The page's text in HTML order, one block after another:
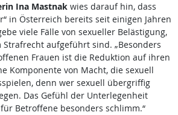
Ina Mastnakwies darauf hin, dass
in Österreich bereits seit einigen Jahren
viele Fälle von sexueller Belästigung,
aufgeführt sind. „Besonders
Frauen ist die Reduktion auf ihren
Komponente von Macht, die sexuell
denn wer sexuell übergriffig
Das Gefühl der Unterlegenheit
Betroffene besonders schlimm.“